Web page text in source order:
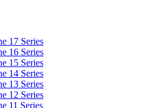
17 Series
16 Series
15 Series
14 Series
13 Series
12 Series
11 Series